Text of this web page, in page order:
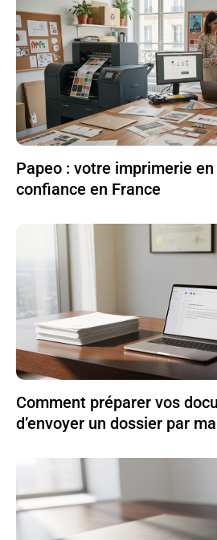
Papeo : votre imprimerie
confiance en France
Comment préparer vos
d’envoyer un dossier par